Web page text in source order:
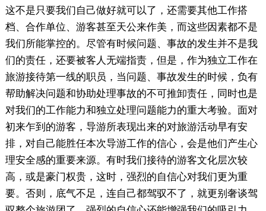
这不是只要我们自己做好就可以了，还需要其他工作搭
档、合作单位、游客甚至天公来作美，而这些因素都不是
我们所能掌控的。尽管有时候问题、事故的发生并不是我
们的责任，还要被客人无端指责，但是，作为独立工作在
旅游接待第一线的职员，当问题、事故发生的时候，负有
帮助解决问题和协助处理事故的不可推卸责任，同时也是
对我们的工作能力和独立处理问题能力的重大考验。面对
初来乍到的游客，导游所表现出来的对旅游活动早有安
排，对自己能胜任本次导游工作的信心，会是他们产生心
理安全感的重要来源。有时我们接待的游客文化层次较
高，或是豪门权贵，这时，强烈的自信心对我们更为重
要。否则，底气不足，连自己都驾驭不了，就更别奢谈驾